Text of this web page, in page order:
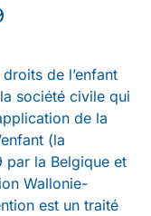
de l’enfant
société civile qui
de la
(la
par la Belgique et
Wallonie-
est un traité